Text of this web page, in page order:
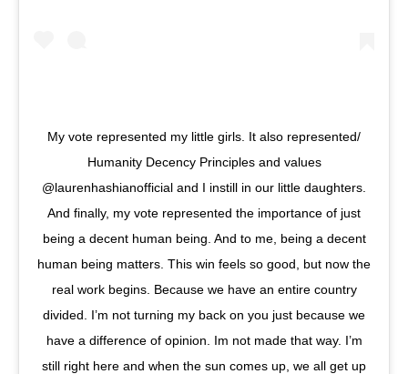
My vote represented my little girls. It also represented/
Humanity Decency Principles and values
@laurenhashianofficial and I instill in our little daughters.
And finally, my vote represented the importance of just
being a decent human being. And to me, being a decent
human being matters. This win feels so good, but now the
real work begins. Because we have an entire country
divided. I’m not turning my back on you just because we
have a difference of opinion. Im not made that way. I’m
still right here and when the sun comes up, we all get up